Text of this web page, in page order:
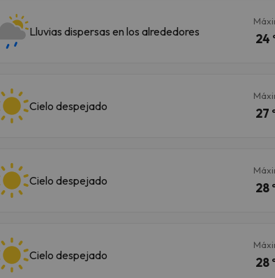
Lluvias dispersas en los alrededores
24
Cielo despejado
27
Cielo despejado
28
Cielo despejado
28